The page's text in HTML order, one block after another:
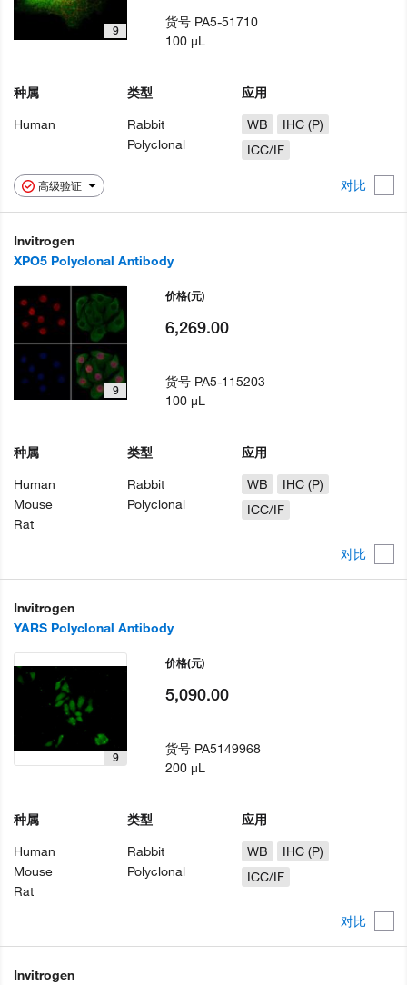
高级验证 对比
9
种属
Human
类型
Rabbit
Polyclonal
应用
WB
IHC (P)
ICC/IF
货号 PA5-51710
100 µL
Invitrogen
XPO5 Polyclonal Antibody
对比
9
种属
Human
Mouse
Rat
类型
Rabbit
Polyclonal
应用
WB
IHC (P)
ICC/IF
价格(元)
6,269.00
货号 PA5-115203
100 µL
Invitrogen
YARS Polyclonal Antibody
对比
9
种属
Human
Mouse
Rat
类型
Rabbit
Polyclonal
应用
WB
IHC (P)
ICC/IF
价格(元)
5,090.00
货号 PA5149968
200 µL
Invitrogen